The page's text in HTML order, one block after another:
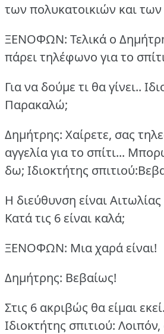
των πολυκατοικιών και των
ΞΕΝΟΦΩΝ: Τελικά ο
πάρει τηλέφωνο για το
Για να δούμε τι θα γίνει..
Παρακαλώ;
Δημήτρης: Χαίρετε, σας
αγγελία για το σπίτι...
δω; Ιδιοκτήτης
Η διεύθυνση είναι
Κατά τις 6 είναι καλά;
ΞΕΝΟΦΩΝ: Μια χαρά είναι!
Δημήτρης: Βεβαίως!
Στις 6 ακριβώς θα είμαι
Ιδιοκτήτης σπιτιού: